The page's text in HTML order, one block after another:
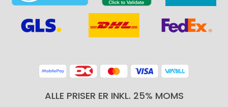
ALLE PRISER ER INKL. 25% MOMS